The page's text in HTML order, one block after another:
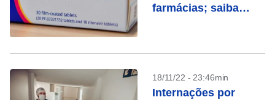
farmácias; saiba
18/11/22 - 23:46min
Internações por